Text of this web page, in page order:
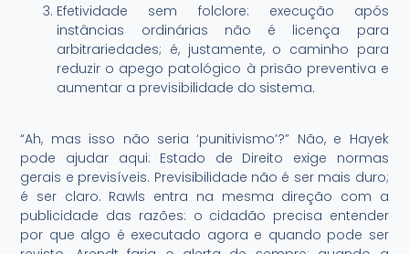
Efetividade sem folclore: execução após
instâncias ordinárias não é licença para
arbitrariedades; é, justamente, o caminho para
reduzir o apego patológico à prisão preventiva e
aumentar a previsibilidade do sistema.
“Ah, mas isso não seria ‘punitivismo’?” Não, e Hayek
pode ajudar aqui: Estado de Direito exige normas
gerais e previsíveis. Previsibilidade não é ser mais duro;
é ser claro. Rawls entra na mesma direção com a
publicidade das razões: o cidadão precisa entender
por que algo é executado agora e quando pode ser